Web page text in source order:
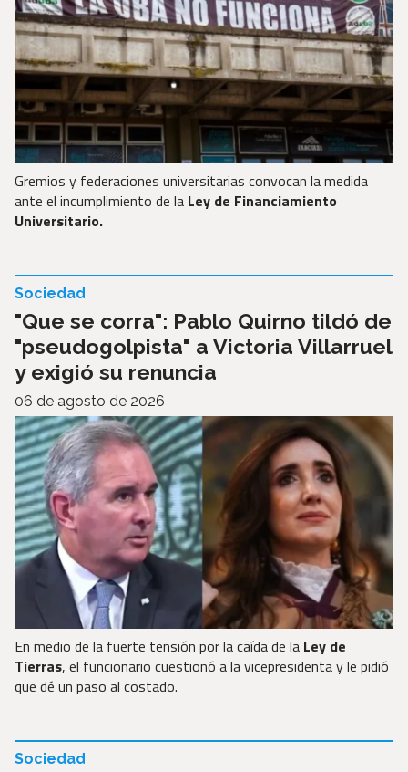
Gremios y federaciones universitarias convocan la medida
ante el incumplimiento de la Ley de Financiamiento
Universitario.
"Que se corra": Pablo Quirno tildó de
"pseudogolpista" a Victoria Villarruel
y exigió su renuncia
Sociedad
06 de agosto de 2026
En medio de la fuerte tensión por la caída de la Ley de
Tierras, el funcionario cuestionó a la vicepresidenta y le pidió
que dé un paso al costado.
Sociedad